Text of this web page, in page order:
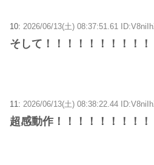
10: 2026/06/13(土) 08:37:51.61
そして！！！！！！！！！！
11: 2026/06/13(土) 08:38:22.44
超感動作！！！！！！！！！